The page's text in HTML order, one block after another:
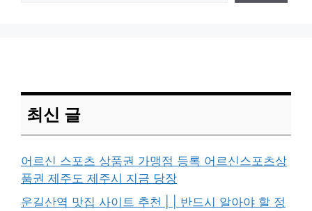
최신 글
어르신 스포츠 상품권 가맹점 등록 어르신스포츠상
품권 제주도 제주시 지금 당장
운길산역 맛집 사이트 추천 | | 반드시 알아야 할 정